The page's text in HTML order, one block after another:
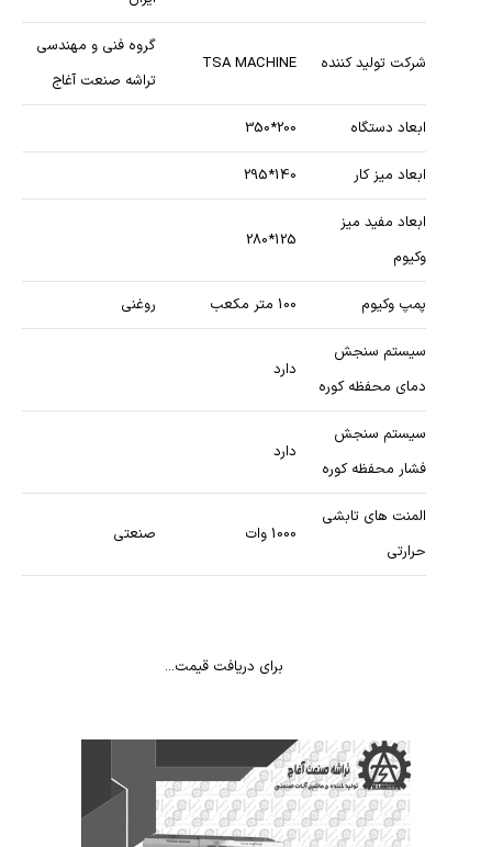
شرکت تولید کننده TSA MACHINE
گروه فنی و مهندسی
تراشه صنعت آغاج
ابعاد دستگاه 200*350
ابعاد میز کار 140*295
ابعاد مفید میز
وکیوم
125*280
پمپ وکیوم 100 متر مکعب روغنی
سیستم سنجش
دمای محفظه کوره
دارد
سیستم سنجش
فشار محفظه کوره
دارد
المنت های تابشی
حرارتی
1000 وات صنعتی
برای دریافت قیمت...